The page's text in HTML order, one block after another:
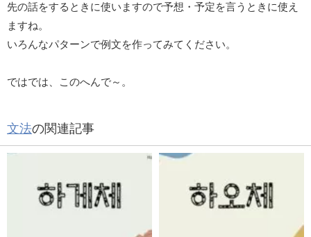
先の話をするときに使いますので予想・予定を言うときに使え
ますね。
いろんなパターンで例文を作ってみてください。
ではでは、このへんで～。
文法の関連記事